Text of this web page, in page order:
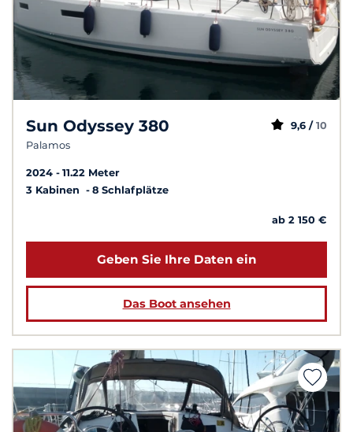
Sun Odyssey 380
Palamos
9,6 / 10
2024
11.22 Meter
3 Kabinen
8 Schlafplätze
ab 2 150 €
Geben Sie Ihre Daten ein
Das Boot ansehen